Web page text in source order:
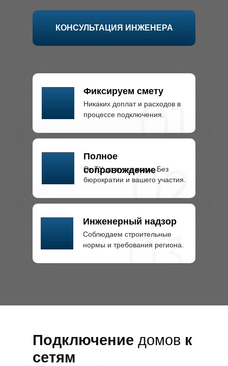
КОНСУЛЬТАЦИЯ ИНЖЕНЕРА
Соблюдаем строительные
нормы и требования региона.
От ТУ до пуска воды. Без
бюрократии и вашего участия.
Никаких доплат и расходов в
процессе подключения.
Фиксируем смету
Полное
сопровождение
Инженерный надзор
Подключение домов к
сетям